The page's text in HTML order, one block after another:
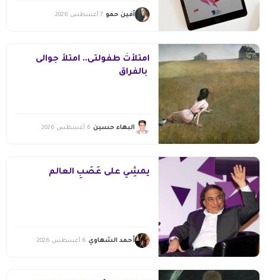
آفين حمو 7 أغسطس 2026
امتلأتْ طفولتى.. امتلأ جوالى
بالفراق
البهاء حسين 6 أغسطس 2026
يمشِي على عَصَبِ العالم
أحمد الشهاوي 6 أغسطس 2026